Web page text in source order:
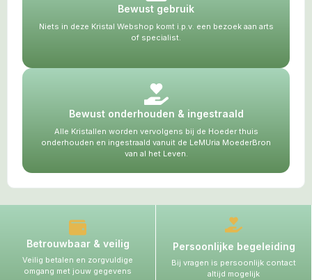
Bewust gebruik
Niets in deze Kristal Webshop komt i.p.v. een bezoek aan arts
of specialist.
Bewust onderhouden & ingestraald
Alle Kristallen worden vervolgens bij de Hoeder thuis
onderhouden en ingestraald vanuit de LeMUria MoederBron
van al het Leven.
Betrouwbaar & veilig
Veilig betalen en zorgvuldige
omgang met jouw gegevens
Persoonlijke begeleiding
Bij vragen is persoonlijk contact
altijd mogelijk